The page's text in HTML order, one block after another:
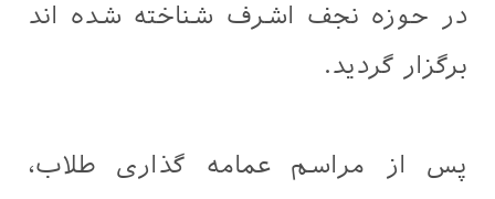
در حوزه نجف اشرف شناخته شده اند
برگزار گردید.
پس از مراسم عمامه گذاری طلاب،